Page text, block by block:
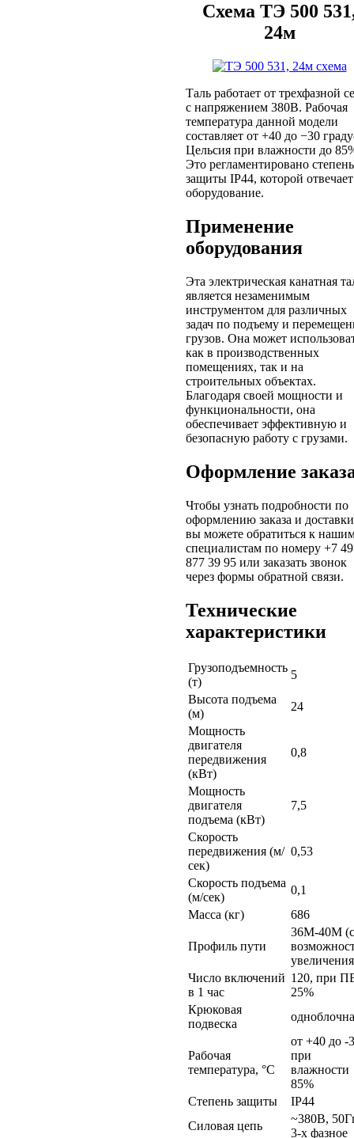
Схема ТЭ 500
24м
Таль работает от трехфазной
с напряжением 380В. Рабочая
температура данной модели
составляет от +40 до −30
Цельсия при влажности до
Это регламентировано
защиты IP44, которой отвечает
оборудование.
Применение
оборудования
Эта электрическая канатная
является незаменимым
инструментом для различных
задач по подъему и
грузов. Она может
как в производственных
помещениях, так и на
строительных объектах.
Благодаря своей мощности и
функциональности, она
обеспечивает эффективную и
безопасную работу с грузами.
Оформление
Чтобы узнать подробности по
оформлению заказа и
вы можете обратиться к
специалистам по номеру +7
877 39 95 или заказать звонок
через формы обратной связи.
Технические
характеристики
Грузоподъемность
(т)
5
Высота подъема
(м)
24
Мощность
двигателя
передвижения
(кВт)
0,8
Мощность
двигателя
подъема (кВт)
7,5
Скорость
передвижения (м/
сек)
0,53
Скорость подъема
(м/сек)
0,1
Масса (кг)
686
Профиль пути
36М-40М (с
Число включений
в 1 час
120, при
25%
Крюковая
подвеска
Рабочая
температура, °C
от +40 до -
при
влажности
85%
Степень защиты
IP44
Силовая цепь
~380В,
3-х фазное